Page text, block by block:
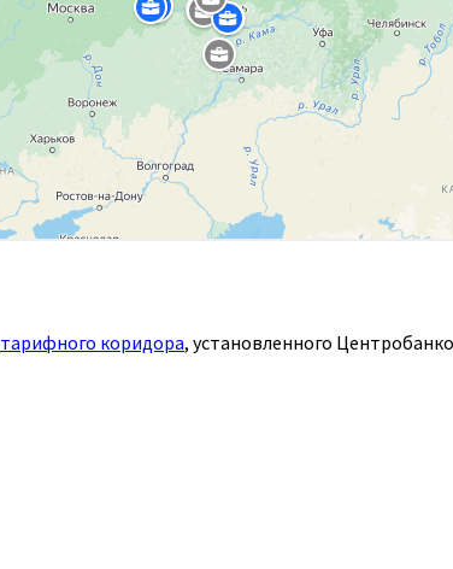
тарифного коридора, установленного